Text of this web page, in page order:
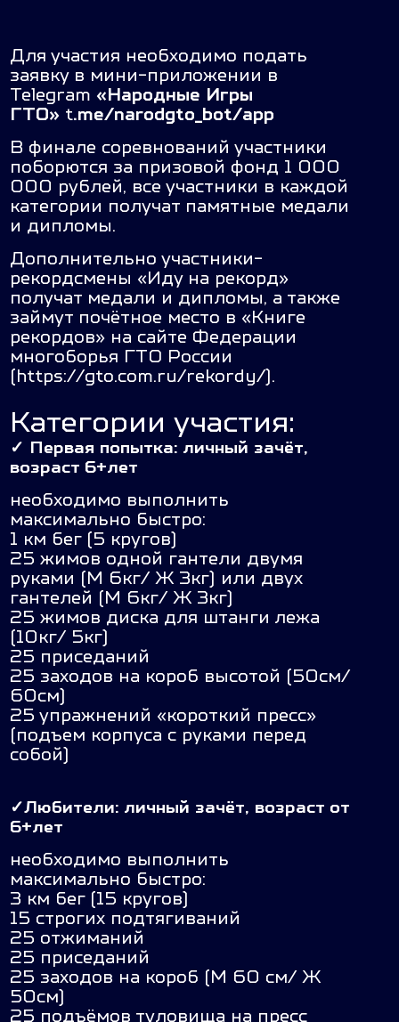
Для участия необходимо подать
заявку в мини-приложении в
Telegram «Народные Игры
ГТО» t.me/narodgto_bot/app
В финале соревнований участники
поборются за призовой фонд 1 000
000 рублей, все участники в каждой
категории получат памятные медали
и дипломы.
Дополнительно участники-
рекордсмены «Иду на рекорд»
получат медали и дипломы, а также
займут почётное место в «Книге
рекордов» на сайте Федерации
многоборья ГТО России
(https://gto.com.ru/rekordy/).
Категории участия:
✓ Первая попытка: личный зачёт,
возраст 6+лет
необходимо выполнить
максимально быстро:
1 км бег (5 кругов)
25 жимов одной гантели двумя
руками (М 6кг/ Ж 3кг) или двух
гантелей (М 6кг/ Ж 3кг)
25 жимов диска для штанги лежа
(10кг/ 5кг)
25 приседаний
25 заходов на короб высотой (50см/
60см)
25 упражнений «короткий пресс»
(подъем корпуса с руками перед
собой)
✓Любители: личный зачёт, возраст от
6+лет
необходимо выполнить
максимально быстро:
3 км бег (15 кругов)
15 строгих подтягиваний
25 отжиманий
25 приседаний
25 заходов на короб (М 60 см/ Ж
50см)
25 подъёмов туловища на пресс